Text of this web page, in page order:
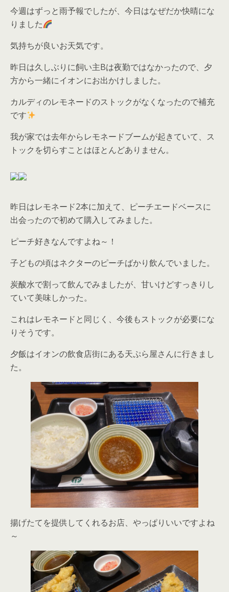
今週はずっと雨予報でしたが、今日はなぜだか快晴にな
りました
気持ちが良いお天気です。
昨日は久しぶりに飼い主Bは夜勤ではなかったので、夕
方から一緒にイオンにお出かけしました。
カルディのレモネードのストックがなくなったので補充
です
我が家では去年からレモネードブームが起きていて、ス
トックを切らすことはほとんどありません。
昨日はレモネード2本に加えて、ピーチエードベースに
出会ったので初めて購入してみました。
ピーチ好きなんですよね～！
子どもの頃はネクターのピーチばかり飲んでいました。
炭酸水で割って飲んでみましたが、甘いけどすっきりし
ていて美味しかった。
これはレモネードと同じく、今後もストックが必要にな
りそうです。
夕飯はイオンの飲食店街にある天ぷら屋さんに行きまし
た。
揚げたてを提供してくれるお店、やっぱりいいですよね
～